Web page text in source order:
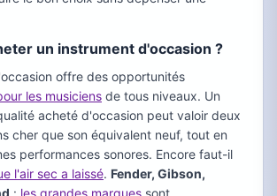
un instrument d'occasion ?
offre des opportunités
les musiciens de tous niveaux. Un
acheté d'occasion peut valoir deux
cher que son équivalent neuf, tout en
performances sonores. Encore faut-il
l'air sec a laissé. Fender, Gibson,
: les grandes marques sont